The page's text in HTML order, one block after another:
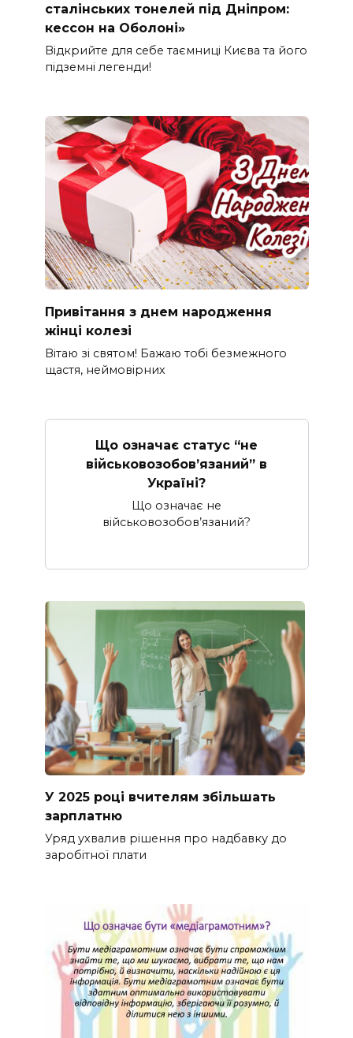
сталінських тонелей під Дніпром:
кессон на Оболоні»
Відкрийте для себе таємниці Києва та його
підземні легенди!
Привітання з днем народження
жінці колезі
Вітаю зі святом! Бажаю тобі безмежного
щастя, неймовірних
Що означає статус “не
військовозобов’язаний” в
Україні?
Що означає не
військовозобов’язаний?
У 2025 році вчителям збільшать
зарплатню
Уряд ухвалив рішення про надбавку до
заробітної плати